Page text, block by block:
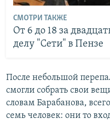
СМОТРИ ТАКЖЕ
От 6 до 18 за
делу "Сети" в Пензе
После небольшой
смогли собрать свои
словам Барабанова,
семь человек: они то